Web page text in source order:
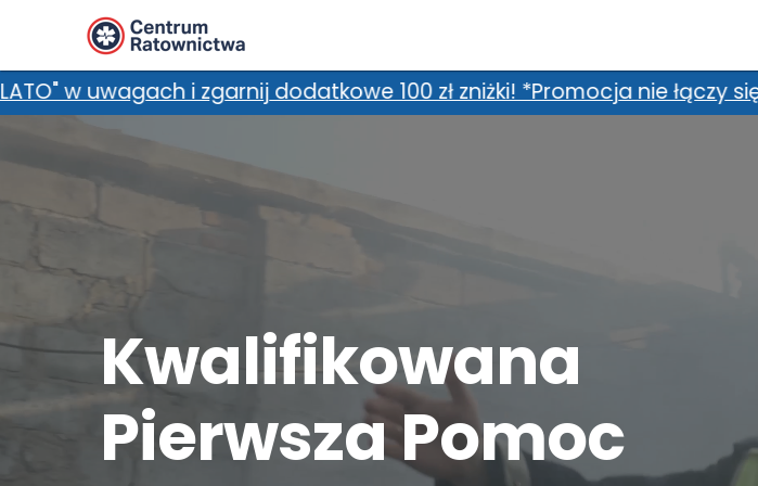
zniżkami, m.in. kartami zniżkowymi oraz promocją dla 2 osób.
Kwalifikowana
Pierwsza Pomoc